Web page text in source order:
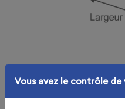
Vous avez le contrôle de